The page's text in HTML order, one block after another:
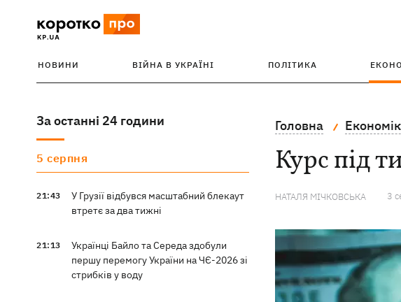
НОВИНИ ВІЙНА В УКРАЇНІ ПОЛІТИКА
За останні 24 години
5 серпня
21:43
У Грузії відбувся масштабний блекаут
втретє за два тижні
21:13
Українці Байло та Середа здобули
першу перемогу України на ЧЄ-2026 зі
стрибків у воду
Головна
Курс під
НАТАЛЯ МІЧКОВСЬКА 3